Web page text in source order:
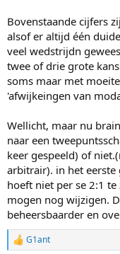
Bovenstaande cijfers
alsof er altijd één
veel wedstrijdn
twee of drie grote
soms maar met
'afwijkeingen van
Wellicht, maar nu
naar een
keer gespeeld) of
arbitrair). in het
hoeft niet per se 2:1 te
mogen nog wijzigen.
beheersbaarder en
R
G1ant